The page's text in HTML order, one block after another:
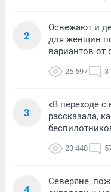
2
Освежают и
для женщин
вариантов от
25 697 3
3
«В переходе
рассказала,
23 440
Северяне,